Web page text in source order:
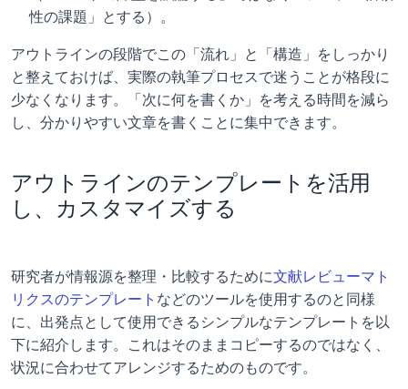
性の課題」とする）。
アウトラインの段階でこの「流れ」と「構造」をしっかり
と整えておけば、実際の執筆プロセスで迷うことが格段に
少なくなります。「次に何を書くか」を考える時間を減ら
し、分かりやすい文章を書くことに集中できます。
アウトラインのテンプレートを活用
し、カスタマイズする
研究者が情報源を整理・比較するために文献レビューマト
リクスのテンプレート などのツールを使用するのと同様
に、出発点として使用できるシンプルなテンプレートを以
下に紹介します。これはそのままコピーするのではなく、
状況に合わせてアレンジするためのものです。